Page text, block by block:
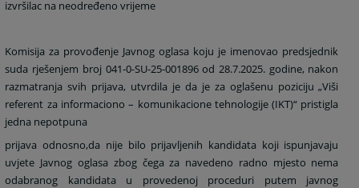
izvršilac na neodređeno vrijeme
Komisija za provođenje Javnog oglasa koju je imenovao predsjednik
suda rješenjem broj 041-0-SU-25-001896 od 28.7.2025. godine, nakon
razmatranja svih prijava, utvrdila je da je za oglašenu poziciju „Viši
referent za informaciono – komunikacione tehnologije (IKT)“ pristigla
jedna nepotpuna
prijava odnosno,da nije bilo prijavljenih kandidata koji ispunjavaju
uvjete Javnog oglasa zbog čega za navedeno radno mjesto nema
odabranog kandidata u provedenoj proceduri putem javnog